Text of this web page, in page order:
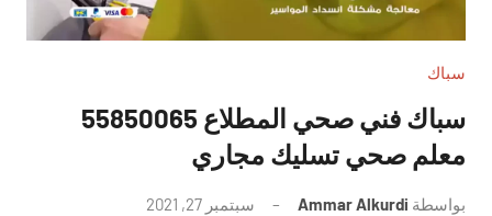
سباك
سباك فني صحي المطلاع 55850065
معلم صحي تسليك مجاري
بواسطة Ammar Alkurdi سبتمبر 27, 2021